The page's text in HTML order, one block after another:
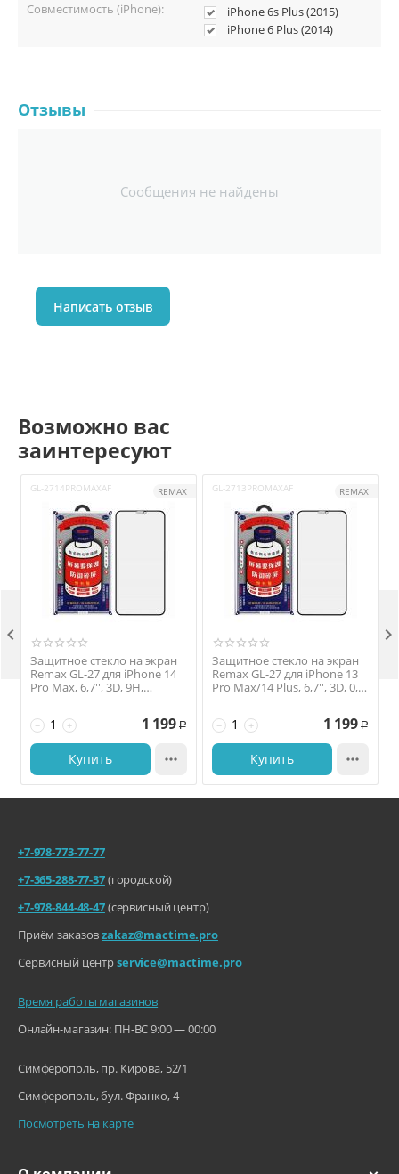
Совместимость (iPhone):
iPhone 6s Plus (2015)
iPhone 6 Plus (2014)
Отзывы
Сообщения не найдены
Написать отзыв
Возможно вас
заинтересуют
GL-2714PROMAXAF REMAX
Защитное стекло на экран
Remax GL-27 для iPhone 14
Pro Max, 6,7'', 3D, 9H,
+
− 1 199 Р
Купить 
GL-2713PROMAXAF REMAX
Защитное стекло на экран
Remax GL-27 для iPhone 13
Pro Max/14 Plus, 6,7'', 3D, 0,3
+
− 1 199 Р
Купить 
 
+7-978-773-77-77
+7-365-288-77-37(городской)
+7-978-844-48-47(сервисный центр)
Приём заказовzakaz@mactime.pro
Сервисный центрservice@mactime.pro
Время работы магазинов
Онлайн-магазин: ПН-ВС 9:00 — 00:00
Симферополь, пр. Кирова, 52/1
Симферополь, бул. Франко, 4
Посмотреть на карте